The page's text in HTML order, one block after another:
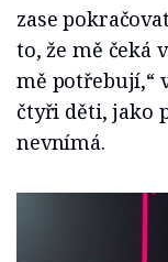
zase
to, že mě čeká
mě potřebují,“
čtyři děti, jako
nevnímá.